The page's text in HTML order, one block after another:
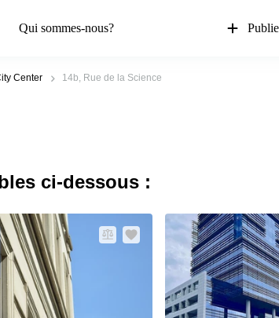
Qui sommes-nous?
Center 14b, Rue de la Science
ci-dessous :